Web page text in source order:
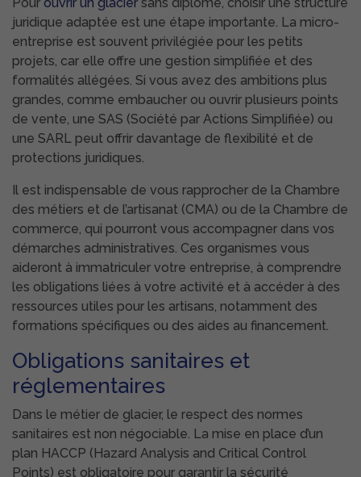
juridique adaptée est une étape importante. La micro-
entreprise est souvent privilégiée pour les petits
projets, car elle offre une gestion simplifiée et des
formalités allégées. Si vous avez des ambitions plus
grandes, comme embaucher ou ouvrir plusieurs points
de vente, une SAS (Société par Actions Simplifiée) ou
une SARL peut offrir davantage de flexibilité et de
protections juridiques.
Il est indispensable de vous rapprocher de la Chambre
des métiers et de l’artisanat (CMA) ou de la Chambre de
commerce, qui pourront vous accompagner dans vos
démarches administratives. Ces organismes vous
aideront à immatriculer votre entreprise, à comprendre
les obligations liées à votre activité et à accéder à des
ressources utiles pour les artisans, notamment des
formations spécifiques ou des aides au financement.
Obligations sanitaires et
réglementaires
Dans le métier de glacier, le respect des normes
sanitaires est non négociable. La mise en place d’un
plan HACCP (Hazard Analysis and Critical Control
Points) est obligatoire pour garantir la sécurité